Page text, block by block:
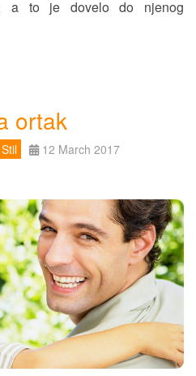
a to je dovelo do njenog
ortak
12 March 2017